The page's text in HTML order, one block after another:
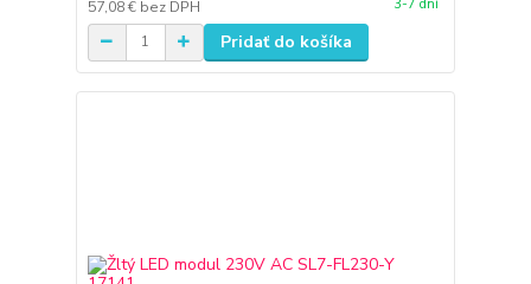
57,08 € bez DPH 3-7 dní
Pridať do košíka